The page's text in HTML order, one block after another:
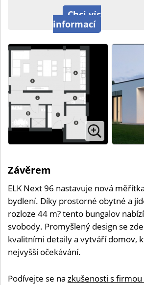
Chci víc
informací
Závěrem
ELK Next 96 nastavuje nová
bydlení. Díky prostorné obytné a
rozloze 44 m? tento bungalov
svobody. Promyšlený design se
kvalitními detaily a vytváří domov,
nejvyšší očekávání.
Podívejte se na zkušenosti s firmou